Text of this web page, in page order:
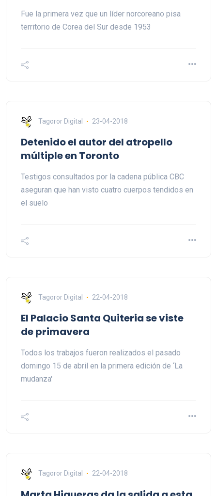
Fue la primera vez que un líder norcoreano pisa
territorio de Corea del Sur desde 1953
Tagoror Digital 23-04-2018
Detenido el autor del atropello
múltiple en Toronto
Testigos consultados por la cadena pública CBC
aseguran que han visto cuatro cuerpos tendidos en
el suelo
Tagoror Digital 22-04-2018
El Palacio Santa Quiteria se viste
de primavera
Todos los trabajos fueron realizados el pasado
domingo 15 de abril en la primera edición de ‘La
mudanza'
Tagoror Digital 22-04-2018